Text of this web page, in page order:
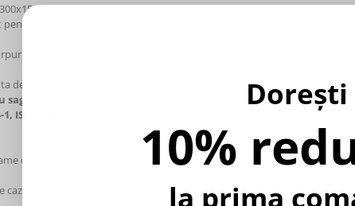
marcarea si semnalizarea cailor de evacuare de
de iluminat de siguranta pentru a indica caile de
de 30 metri liniari.
necesare pentru evacuarea de urgenta
ISO 3864-4 (proprietati fotometrice) si EN ISO 7010
diverse din
cazul
Dorești
10%
la prima